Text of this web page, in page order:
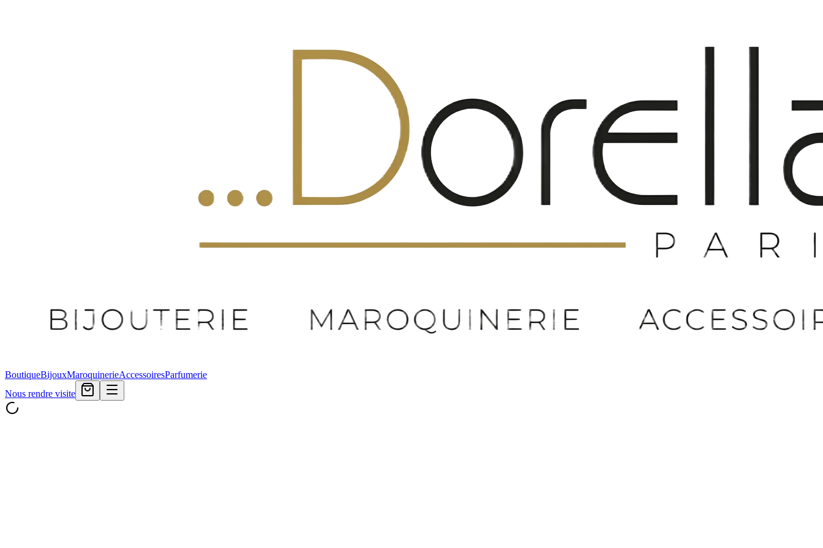
BoutiqueBijouxMaroquinerieAccessoiresParfumerie
Nous rendre visite